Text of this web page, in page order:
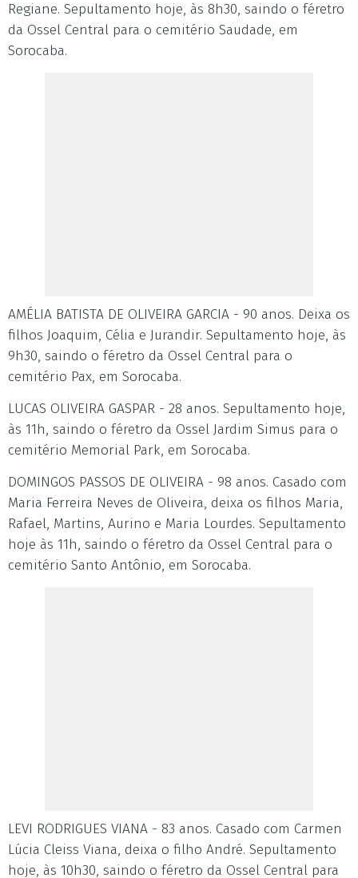
Regiane. Sepultamento hoje, às 8h30, saindo o féretro
da Ossel Central para o cemitério Saudade, em
Sorocaba.
AMÉLIA BATISTA DE OLIVEIRA GARCIA - 90 anos. Deixa os
filhos Joaquim, Célia e Jurandir. Sepultamento hoje, às
9h30, saindo o féretro da Ossel Central para o
cemitério Pax, em Sorocaba.
LUCAS OLIVEIRA GASPAR - 28 anos. Sepultamento hoje,
às 11h, saindo o féretro da Ossel Jardim Simus para o
cemitério Memorial Park, em Sorocaba.
DOMINGOS PASSOS DE OLIVEIRA - 98 anos. Casado com
Maria Ferreira Neves de Oliveira, deixa os filhos Maria,
Rafael, Martins, Aurino e Maria Lourdes. Sepultamento
hoje às 11h, saindo o féretro da Ossel Central para o
cemitério Santo Antônio, em Sorocaba.
LEVI RODRIGUES VIANA - 83 anos. Casado com Carmen
Lúcia Cleiss Viana, deixa o filho André. Sepultamento
hoje, às 10h30, saindo o féretro da Ossel Central para